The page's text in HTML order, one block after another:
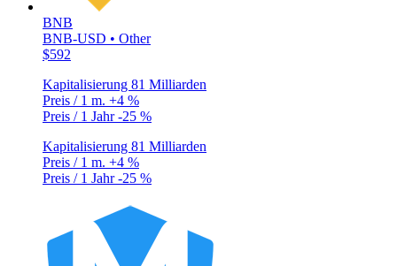
BNB
BNB-USD • Other
$592
Kapitalisierung 81 Milliarden
Preis / 1 m. +4 %
Preis / 1 Jahr-25 %
Kapitalisierung 81 Milliarden
Preis / 1 m. +4 %
Preis / 1 Jahr-25 %